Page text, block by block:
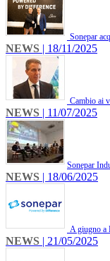
Sonepar
NEWS | 18/11/2025
Cambio ai
NEWS | 11/07/2025
​Sonepar
NEWS | 18/06/2025
A giugno a
NEWS | 21/05/2025